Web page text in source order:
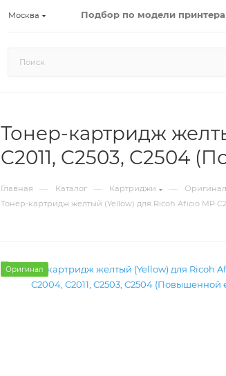
Москва Подбор по модели принтера
Тонер-картридж
C2011, C2503, C2504
Главная — Каталог — Картриджи —
Тонер-картридж желтый (Yellow) для Ricoh Aficio MP
Оригинал